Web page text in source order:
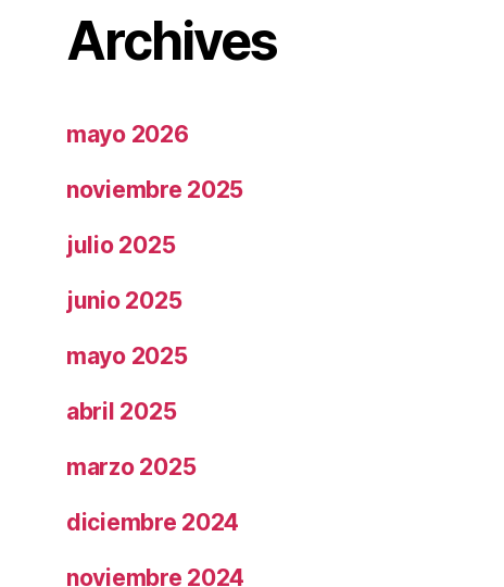
Archives
mayo 2026
noviembre 2025
julio 2025
junio 2025
mayo 2025
abril 2025
marzo 2025
diciembre 2024
noviembre 2024